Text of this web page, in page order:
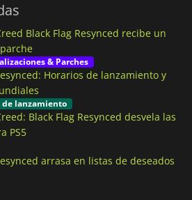
Black Flag Resynced recibe un
& Parches
Horarios de lanzamiento y
de lanzamiento
Black Flag Resynced desvela las
PS5
arrasa en listas de deseados